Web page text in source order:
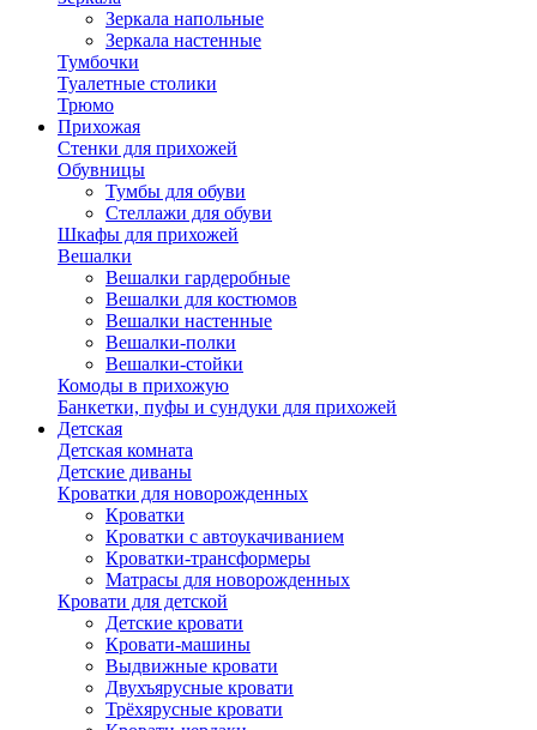
Зеркала напольные
Зеркала настенные
Тумбочки
Туалетные столики
Трюмо
Прихожая
Стенки для прихожей
Обувницы
Тумбы для обуви
Стеллажи для обуви
Шкафы для прихожей
Вешалки
Вешалки гардеробные
Вешалки для костюмов
Вешалки настенные
Вешалки-полки
Вешалки-стойки
Комоды в прихожую
Банкетки, пуфы и сундуки для прихожей
Детская
Детская комната
Детские диваны
Кроватки для новорожденных
Кроватки
Кроватки с автоукачиванием
Кроватки-трансформеры
Матрасы для новорожденных
Кровати для детской
Детские кровати
Кровати-машины
Выдвижные кровати
Двухъярусные кровати
Трёхярусные кровати